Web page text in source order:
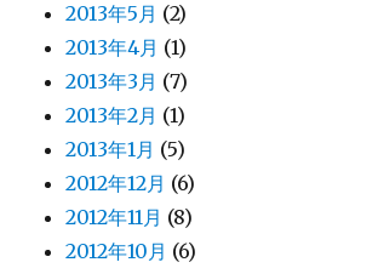
2013年5月 (2)
2013年4月 (1)
2013年3月 (7)
2013年2月 (1)
2013年1月 (5)
2012年12月 (6)
2012年11月 (8)
2012年10月 (6)